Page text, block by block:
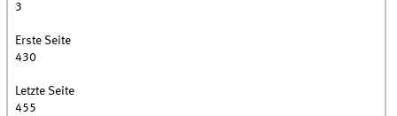
3
Erste Seite
430
Letzte Seite
455